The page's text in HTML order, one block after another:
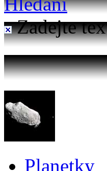
Zadejte
Planetky